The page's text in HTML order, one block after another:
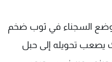
السجناء في ثوب ضخم
يصعب تحويله إلى حبل